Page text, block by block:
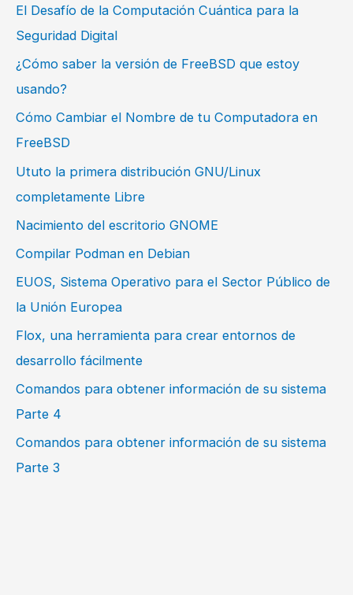
El Desafío de la Computación Cuántica para la
Seguridad Digital
¿Cómo saber la versión de FreeBSD que estoy
usando?
Cómo Cambiar el Nombre de tu Computadora en
FreeBSD
Ututo la primera distribución GNU/Linux
completamente Libre
Nacimiento del escritorio GNOME
Compilar Podman en Debian
EUOS, Sistema Operativo para el Sector Público de
la Unión Europea
Flox, una herramienta para crear entornos de
desarrollo fácilmente
Comandos para obtener información de su sistema
Parte 4
Comandos para obtener información de su sistema
Parte 3